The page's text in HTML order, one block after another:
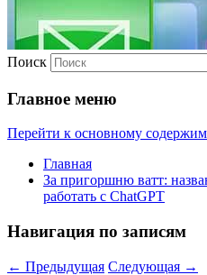
Поиск
Главное меню
Перейти к основному
Главная
За пригоршню ватт:
работать с ChatGPT
Навигация по записям
← Предыдущая Следующая →